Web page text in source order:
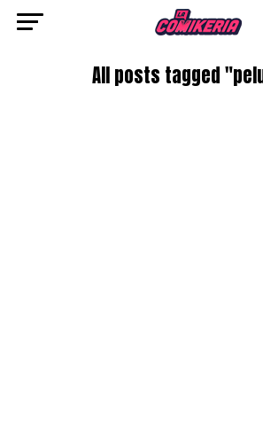
All posts tagged